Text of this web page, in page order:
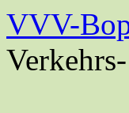
VVV-